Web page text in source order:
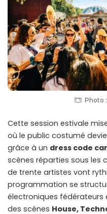
Photo
Cette session estivale
où le public costumé
grâce à un dress code
scènes réparties sous les
de trente artistes vont
programmation se
électroniques fédérateurs
des scènes House,